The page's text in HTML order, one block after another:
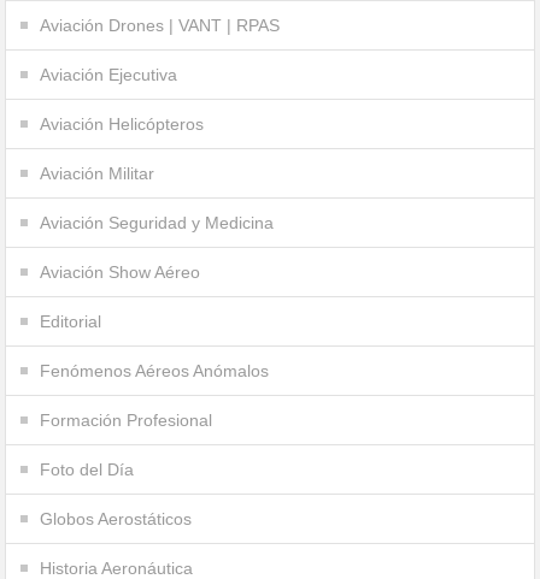
Aviación Drones | VANT | RPAS
Aviación Ejecutiva
Aviación Helicópteros
Aviación Militar
Aviación Seguridad y Medicina
Aviación Show Aéreo
Editorial
Fenómenos Aéreos Anómalos
Formación Profesional
Foto del Día
Globos Aerostáticos
Historia Aeronáutica